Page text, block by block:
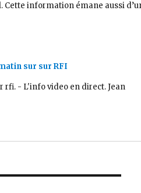
Cette information émane aussi
sur sur RFI
rfi. - L'info video en direct. Jean